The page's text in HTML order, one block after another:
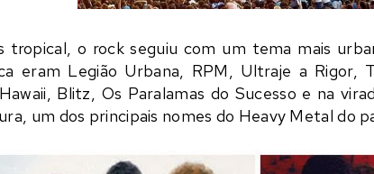
tropical, o rock seguiu com um tema mais
eram Legião Urbana, RPM, Ultraje a Rigor,
, Blitz, Os Paralamas do Sucesso e na
um dos principais nomes do Heavy Metal do